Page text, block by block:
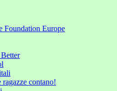
Foundation Europe
contano!